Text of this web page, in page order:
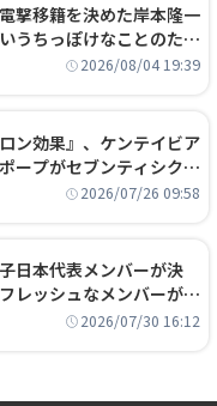
撃移籍を決めた岸本隆一
うちっぽけなことのため
ない」
2026/08/04 19:39
ン効果』、ケンテイビア
ープがセブンティシクサ
2026/07/26 09:58
日本代表メンバーが決
レッシュなメンバーが日
狙う
2026/07/30 16:12